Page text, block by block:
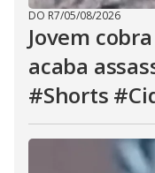
DO R7/05/08/2026
Jovem
acaba
#Shorts